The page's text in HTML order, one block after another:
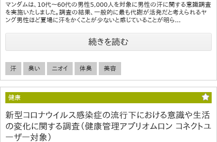
マンダムは、10代～60代の男性5,000人を対象に男性の汗に関する意識調査
を実施いたしました。調査の結果、一般的に最も代謝が活発だと考えられるヤ
ング男性ほど夏場に汗をかくことが少ないと感じていることが明ら...
続きを読む
汗 臭い ニオイ 体臭 美容
健康
新型コロナウイルス感染症の流行下における意識や生活
の変化に関する調査（健康管理アプリオムロン コネクトユ
ーザー対象）